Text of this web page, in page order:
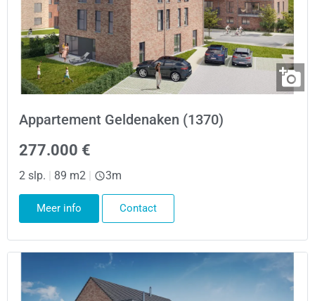
Appartement Geldenaken (1370)
277.000 €
2 slp. | 89 m2 | 3m
Meer info Contact